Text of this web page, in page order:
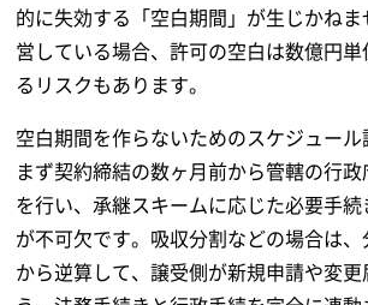
的に失効する「空白期間」が生じかね
営している場合、許可の空白は数億円
るリスクもあります。
空白期間を作らないためのスケジュール
まず契約締結の数ヶ月前から管轄の行政
を行い、承継スキームに応じた必要手
が不可欠です。吸収分割などの場合は
から逆算して、譲受側が新規申請や変